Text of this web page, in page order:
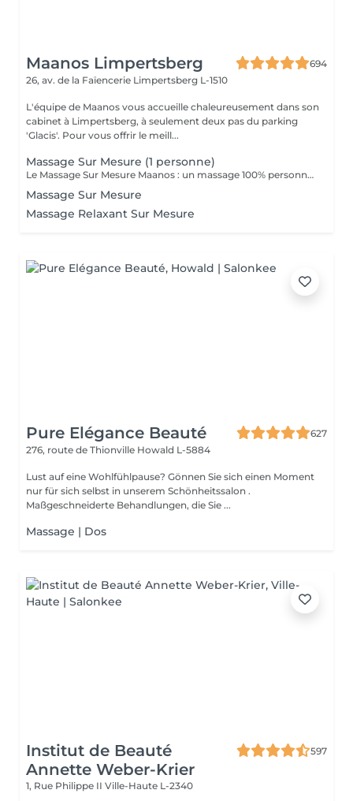
Maanos Limpertsberg
694
26, av. de la Faïencerie Limpertsberg L-1510
L'équipe de Maanos vous accueille chaleureusement dans son
cabinet à Limpertsberg, à seulement deux pas du parking
'Glacis'. Pour vous offrir le meill...
Massage Sur Mesure (1 personne)
Le Massage Sur Mesure Maanos : un massage 100% personnalisé en fonction de vos besoins et de vos envies !
Massage Sur Mesure
Massage Relaxant Sur Mesure
Pure Elégance Beauté
627
276, route de Thionville Howald L-5884
Lust auf eine Wohlfühlpause? Gönnen Sie sich einen Moment
nur für sich selbst in unserem Schönheitssalon .
Maßgeschneiderte Behandlungen, die Sie ...
Massage | Dos
Institut de Beauté
Annette Weber-Krier
597
1, Rue Philippe II Ville-Haute L-2340